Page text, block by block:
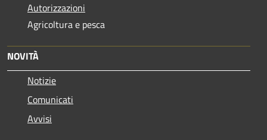
Autorizzazioni
Agricoltura e pesca
NOVITÀ
Notizie
Comunicati
Avvisi